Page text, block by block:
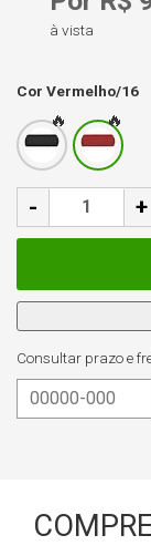
à vista
Cor Vermelho/16
- +
Consultar prazo e